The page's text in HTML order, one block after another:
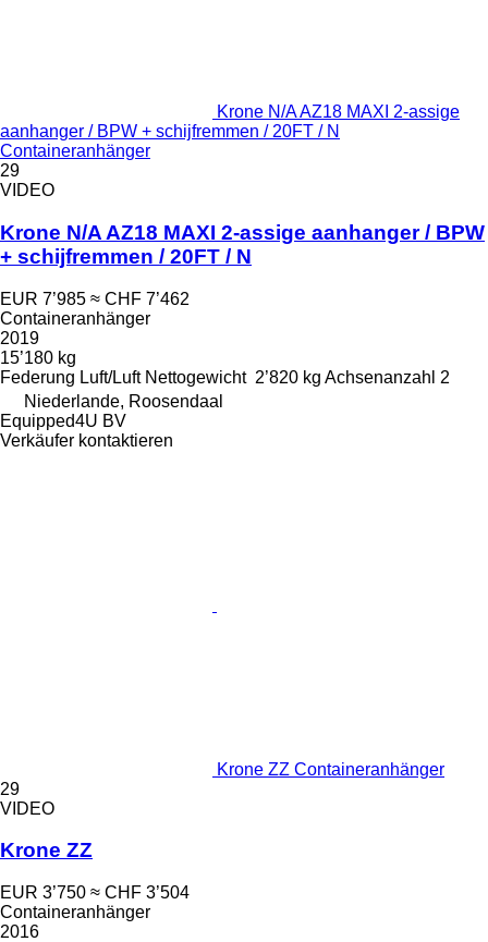
Krone N/A AZ18 MAXI 2-assige
aanhanger / BPW + schijfremmen / 20FT / N
Containeranhänger
29
VIDEO
Krone N/A AZ18 MAXI 2-assige aanhanger / BPW
+ schijfremmen / 20FT / N
EUR 7’985 ≈ CHF 7’462
Containeranhänger
2019
15’180 kg
Federung Luft/Luft Nettogewicht 2’820 kg Achsenanzahl 2
Niederlande, Roosendaal
Equipped4U BV
Verkäufer kontaktieren
Krone ZZ Containeranhänger
29
VIDEO
Krone ZZ
EUR 3’750 ≈ CHF 3’504
Containeranhänger
2016